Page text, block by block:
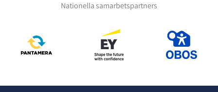
Nationella samarbetspartners